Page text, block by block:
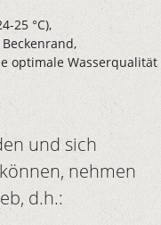
25 °C),
optimale Wasserqualität
und sich
nehmen
d.h.: